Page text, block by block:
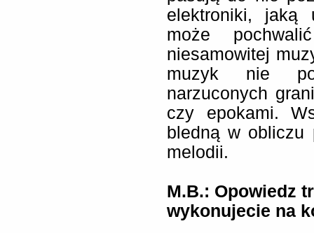
elektroniki, jaką
może
niesamowitej
muzyk nie
narzuconych
czy epokami.
bledną w obliczu
melodii.
M.B.: Opowiedz
wykonujecie na